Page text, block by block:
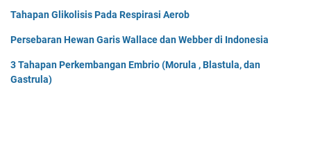
Tahapan Glikolisis Pada Respirasi Aerob
Persebaran Hewan Garis Wallace dan Webber di Indonesia
3 Tahapan Perkembangan Embrio (Morula , Blastula, dan
Gastrula)